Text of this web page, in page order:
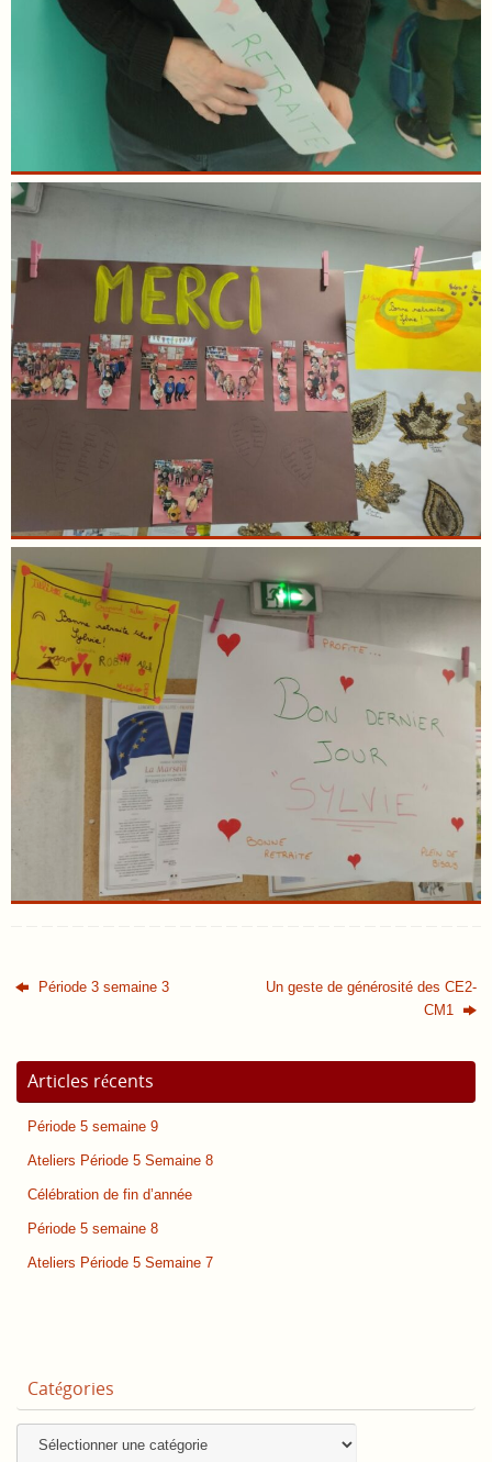
Période 3 semaine 3
Un geste de générosité des CE2-
CM1
Articles récents
Période 5 semaine 9
Ateliers Période 5 Semaine 8
Célébration de fin d’année
Période 5 semaine 8
Ateliers Période 5 Semaine 7
Catégories